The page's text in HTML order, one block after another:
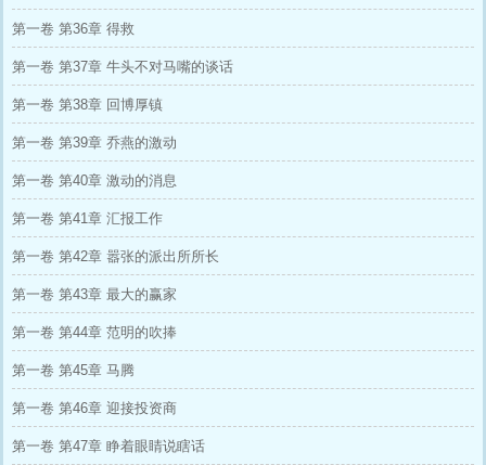
第一卷 第36章 得救
第一卷 第37章 牛头不对马嘴的谈话
第一卷 第38章 回博厚镇
第一卷 第39章 乔燕的激动
第一卷 第40章 激动的消息
第一卷 第41章 汇报工作
第一卷 第42章 嚣张的派出所所长
第一卷 第43章 最大的赢家
第一卷 第44章 范明的吹捧
第一卷 第45章 马腾
第一卷 第46章 迎接投资商
第一卷 第47章 睁着眼睛说瞎话